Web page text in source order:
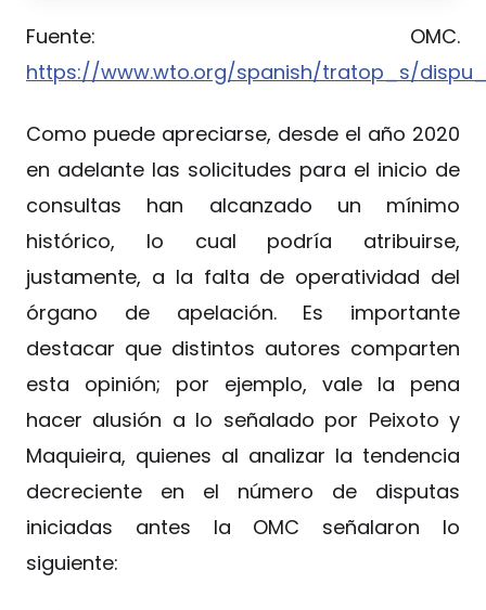
Fuente: OMC.
https://www.wto.org/spanish/tratop_s/
Como puede apreciarse, desde el año 2020
en adelante las solicitudes para el inicio de
consultas han alcanzado un mínimo
histórico, lo cual podría atribuirse,
justamente, a la falta de operatividad del
órgano de apelación. Es importante
destacar que distintos autores comparten
esta opinión; por ejemplo, vale la pena
hacer alusión a lo señalado por Peixoto y
Maquieira, quienes al analizar la tendencia
decreciente en el número de disputas
iniciadas antes la OMC señalaron lo
siguiente: